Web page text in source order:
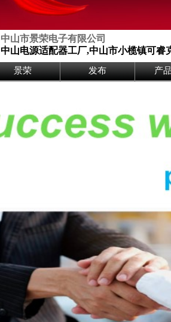
中山市景荣电子有限公司
中山电源适配器工厂,中山市小榄镇可睿
景荣 发布 产